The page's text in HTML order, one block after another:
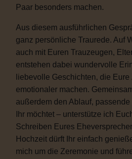
Paar besonders machen.
Aus diesem ausführlichen
ganz persönliche Traurede. Auf
auch mit Euren Trauzeugen,
entstehen dabei wundervolle
liebevolle Geschichten, die
emotionaler machen.
außerdem den Ablauf,
Ihr möchtet – unterstütze ich
Schreiben Eures
Hochzeit dürft Ihr einfach
mich um die Zeremonie und